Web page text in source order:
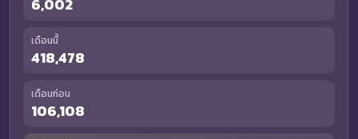
6,002
เดือนนี้
418,478
เดือนก่อน
106,108